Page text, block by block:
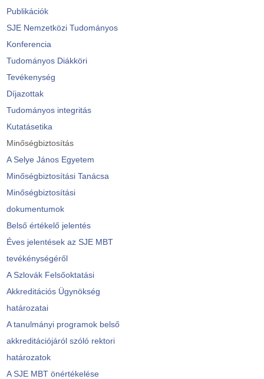
Publikációk
SJE Nemzetközi Tudományos
Konferencia
Tudományos Diákköri
Tevékenység
Díjazottak
Tudományos integritás
Kutatásetika
Minőségbiztosítás
A Selye János Egyetem
Minőségbiztosítási Tanácsa
Minőségbiztosítási
dokumentumok
Belső értékelő jelentés
Éves jelentések az SJE MBT
tevékénységéről
A Szlovák Felsőoktatási
Akkreditációs Ügynökség
határozatai
A tanulmányi programok belső
akkreditációjáról szóló rektori
határozatok
A SJE MBT önértékelése